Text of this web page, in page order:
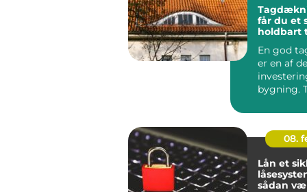
får du et
holdbart
En god
er en af
bygning.
08.
Lån et
sådan